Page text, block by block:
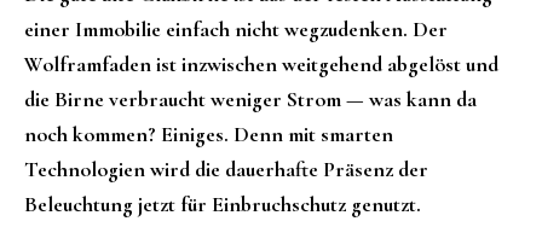
einer Immobilie einfach nicht wegzudenken. Der
Wolframfaden ist inzwischen weitgehend abgelöst und
die Birne verbraucht weniger Strom — was kann da
noch kommen? Einiges. Denn mit smarten
Technologien wird die dauerhafte Präsenz der
Beleuchtung jetzt für Einbruchschutz genutzt.